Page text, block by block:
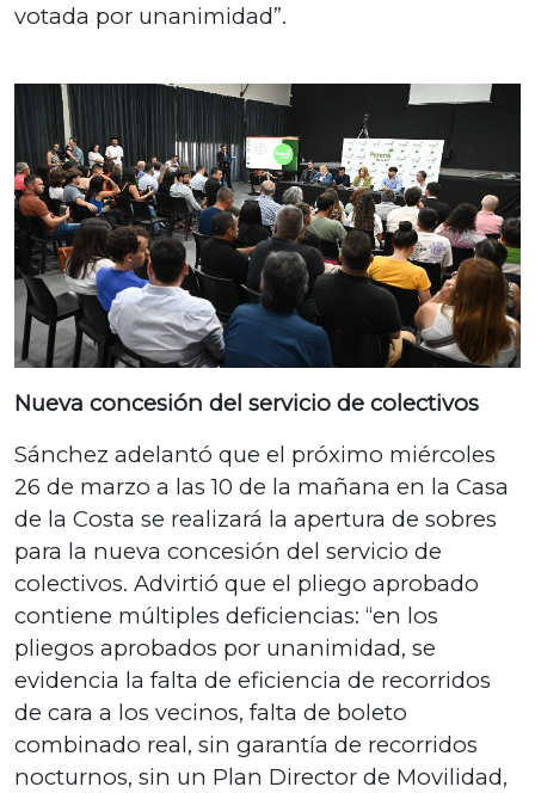
votada por unanimidad”.
Nueva concesión del servicio de colectivos
Sánchez adelantó que el próximo miércoles
26 de marzo a las 10 de la mañana en la Casa
de la Costa se realizará la apertura de sobres
para la nueva concesión del servicio de
colectivos. Advirtió que el pliego aprobado
contiene múltiples deficiencias: “en los
pliegos aprobados por unanimidad, se
evidencia la falta de eficiencia de recorridos
de cara a los vecinos, falta de boleto
combinado real, sin garantía de recorridos
nocturnos, sin un Plan Director de Movilidad,